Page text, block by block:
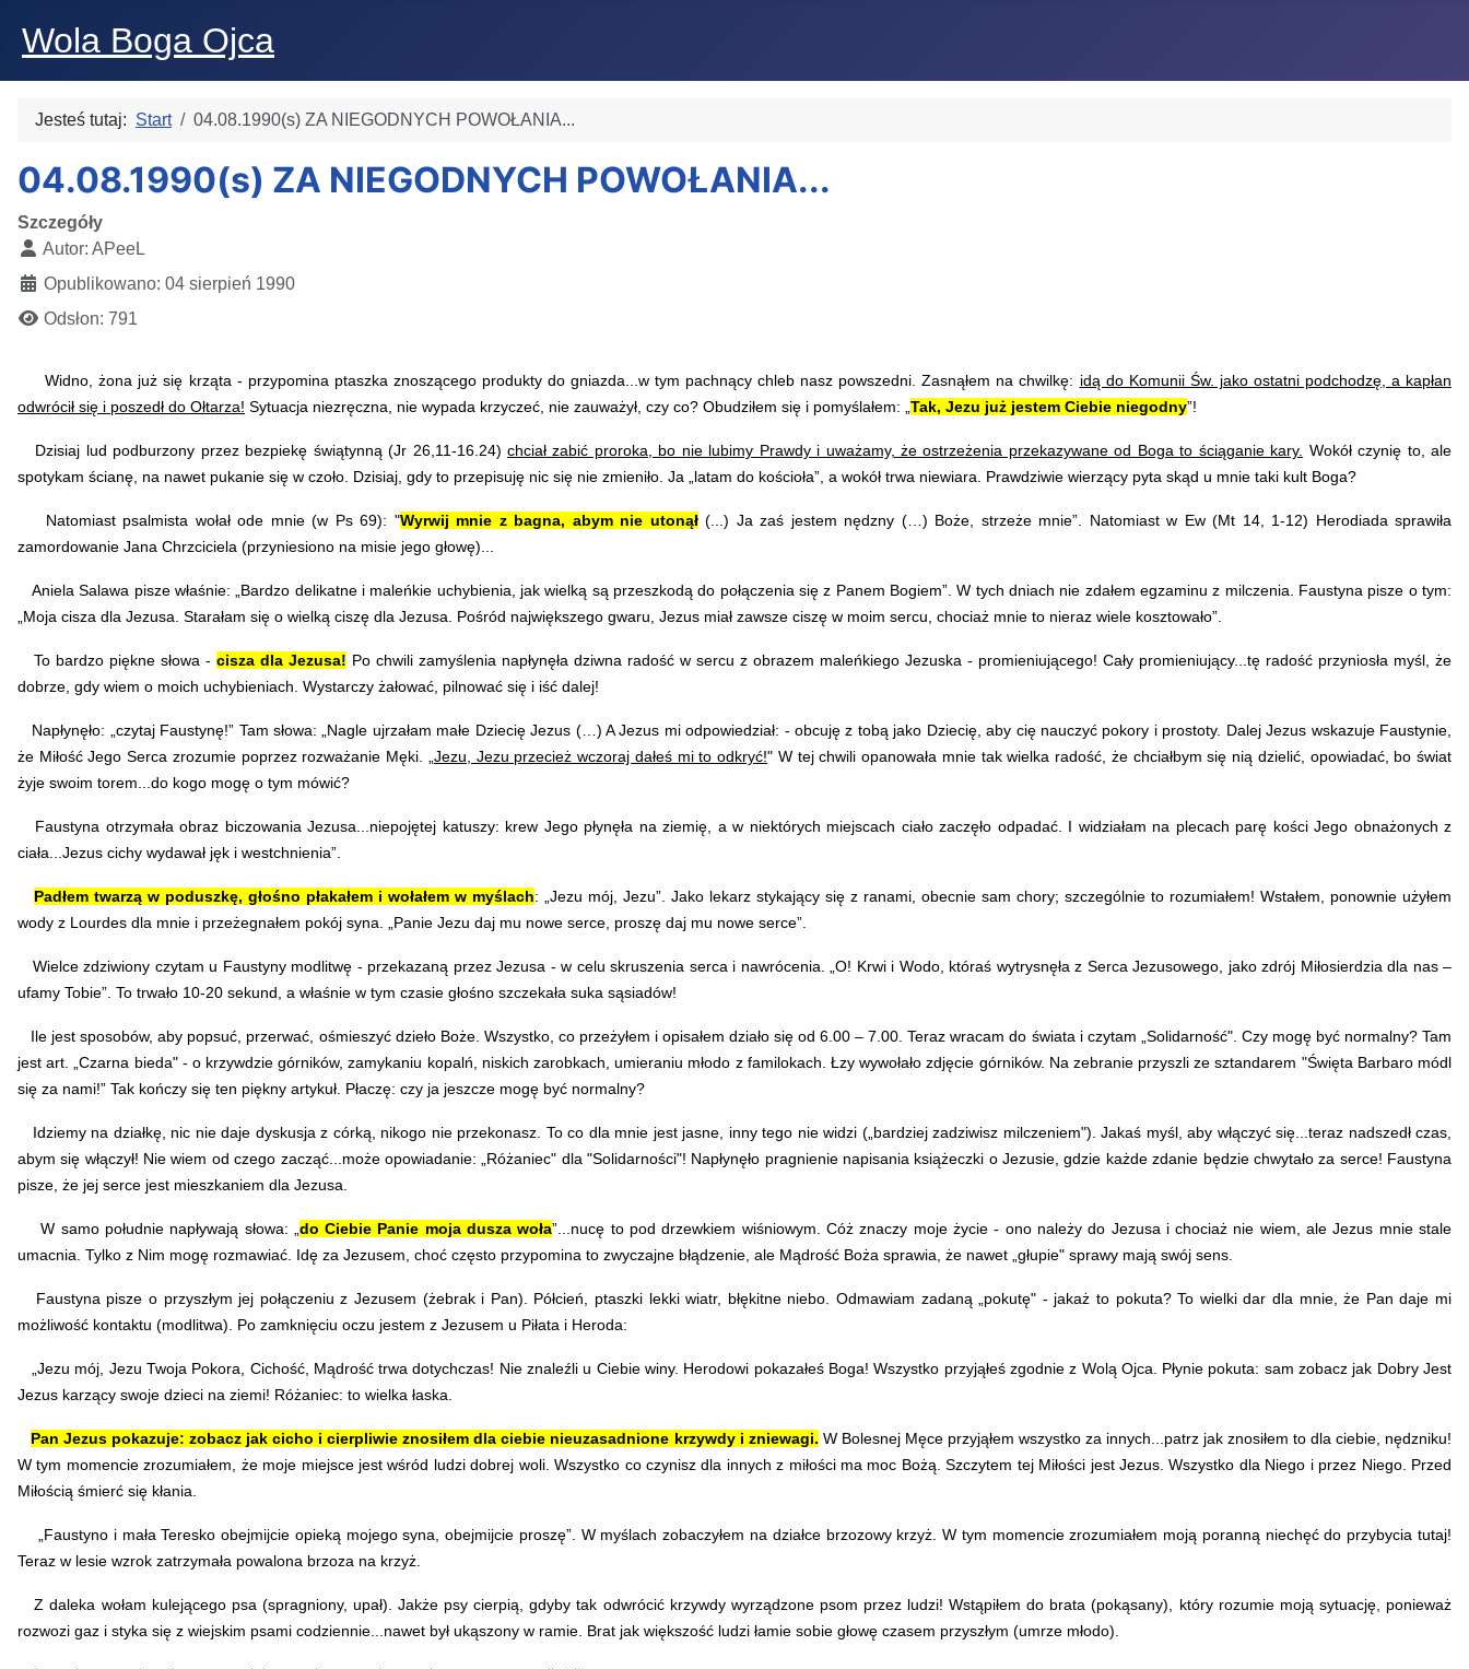
Wola Boga Ojca
Jesteś tutaj: Start 04.08.1990(s) ZA NIEGODNYCH POWOŁANIA...
04.08.1990(s) ZA NIEGODNYCH POWOŁANIA...
Szczegóły
Autor: APeeL
Opublikowano: 04 sierpień 1990
Odsłon: 791
Widno, żona już się krząta - przypomina ptaszka znoszącego produkty do gniazda...w tym pachnący chleb nasz powszedni. Zasnąłem na chwilkę: idą do Komunii Św. jako ostatni podchodzę, a kapłan
odwrócił się i poszedł do Ołtarza! Sytuacja niezręczna, nie wypada krzyczeć, nie zauważył, czy co? Obudziłem się i pomyślałem: „ Tak, Jezu już jestem Ciebie niegodny”!
Dzisiaj lud podburzony przez bezpiekę świątynną (Jr 26,11-16.24) chciał zabić proroka, bo nie lubimy Prawdy i uważamy, że ostrzeżenia przekazywane od Boga to ściąganie kary. Wokół czynię to, ale
spotykam ścianę, na nawet pukanie się w czoło. Dzisiaj, gdy to przepisuję nic się nie zmieniło. Ja „latam do kościoła”, a wokół trwa niewiara. Prawdziwie wierzący pyta skąd u mnie taki kult Boga?
Natomiast psalmista wołał ode mnie (w Ps 69): "Wyrwij mnie z bagna, abym nie utonął(...) Ja zaś jestem nędzny (…) Boże, strzeże mnie”. Natomiast w Ew (Mt 14, 1-12) Herodiada sprawiła
zamordowanie Jana Chrzciciela (przyniesiono na misie jego głowę)...
Aniela Salawa pisze właśnie: „Bardzo delikatne i maleńkie uchybienia, jak wielką są przeszkodą do połączenia się z Panem Bogiem”. W tych dniach nie zdałem egzaminu z milczenia. Faustyna pisze o tym:
„Moja cisza dla Jezusa. Starałam się o wielką ciszę dla Jezusa. Pośród największego gwaru, Jezus miał zawsze ciszę w moim sercu, chociaż mnie to nieraz wiele kosztowało”.
To bardzo piękne słowa - cisza dla Jezusa! Po chwili zamyślenia napłynęła dziwna radość w sercu z obrazem maleńkiego Jezuska - promieniującego! Cały promieniujący...tę radość przyniosła myśl, że
dobrze, gdy wiem o moich uchybieniach. Wystarczy żałować, pilnować się i iść dalej!
Napłynęło: „czytaj Faustynę!” Tam słowa: „Nagle ujrzałam małe Dziecię Jezus (…) A Jezus mi odpowiedział: - obcuję z tobą jako Dziecię, aby cię nauczyć pokory i prostoty. Dalej Jezus wskazuje Faustynie,
że Miłość Jego Serca zrozumie poprzez rozważanie Męki. „ Jezu, Jezu przecież wczoraj dałeś mi to odkryć!" W tej chwili opanowała mnie tak wielka radość, że chciałbym się nią dzielić, opowiadać, bo świat
żyje swoim torem...do kogo mogę o tym mówić?
Faustyna otrzymała obraz biczowania Jezusa...niepojętej katuszy: krew Jego płynęła na ziemię, a w niektórych miejscach ciało zaczęło odpadać. I widziałam na plecach parę kości Jego obnażonych z
ciała...Jezus cichy wydawał jęk i westchnienia”.
Padłem twarzą w poduszkę, głośno płakałem i wołałem w myślach: „Jezu mój, Jezu”. Jako lekarz stykający się z ranami, obecnie sam chory; szczególnie to rozumiałem! Wstałem, ponownie użyłem
wody z Lourdes dla mnie i przeżegnałem pokój syna. „Panie Jezu daj mu nowe serce, proszę daj mu nowe serce”.
Wielce zdziwiony czytam u Faustyny modlitwę - przekazaną przez Jezusa - w celu skruszenia serca i nawrócenia. „O! Krwi i Wodo, któraś wytrysnęła z Serca Jezusowego, jako zdrój Miłosierdzia dla nas –
ufamy Tobie”. To trwało 10-20 sekund, a właśnie w tym czasie głośno szczekała suka sąsiadów!
Ile jest sposobów, aby popsuć, przerwać, ośmieszyć dzieło Boże. Wszystko, co przeżyłem i opisałem działo się od 6.00 – 7.00. Teraz wracam do świata i czytam „Solidarność". Czy mogę być normalny? Tam
jest art. „Czarna bieda" - o krzywdzie górników, zamykaniu kopalń, niskich zarobkach, umieraniu młodo z familokach. Łzy wywołało zdjęcie górników. Na zebranie przyszli ze sztandarem "Święta Barbaro módl
się za nami!” Tak kończy się ten piękny artykuł. Płaczę: czy ja jeszcze mogę być normalny?
Idziemy na działkę, nic nie daje dyskusja z córką, nikogo nie przekonasz. To co dla mnie jest jasne, inny tego nie widzi („bardziej zadziwisz milczeniem"). Jakaś myśl, aby włączyć się...teraz nadszedł czas,
abym się włączył! Nie wiem od czego zacząć...może opowiadanie: „Różaniec" dla "Solidarności"! Napłynęło pragnienie napisania książeczki o Jezusie, gdzie każde zdanie będzie chwytało za serce! Faustyna
pisze, że jej serce jest mieszkaniem dla Jezusa.
W samo południe napływają słowa: „ do Ciebie Panie moja dusza woła”...nucę to pod drzewkiem wiśniowym. Cóż znaczy moje życie - ono należy do Jezusa i chociaż nie wiem, ale Jezus mnie stale
umacnia. Tylko z Nim mogę rozmawiać. Idę za Jezusem, choć często przypomina to zwyczajne błądzenie, ale Mądrość Boża sprawia, że nawet „głupie" sprawy mają swój sens.
Faustyna pisze o przyszłym jej połączeniu z Jezusem (żebrak i Pan). Półcień, ptaszki lekki wiatr, błękitne niebo. Odmawiam zadaną „pokutę" - jakaż to pokuta? To wielki dar dla mnie, że Pan daje mi
możliwość kontaktu (modlitwa). Po zamknięciu oczu jestem z Jezusem u Piłata i Heroda:
„Jezu mój, Jezu Twoja Pokora, Cichość, Mądrość trwa dotychczas! Nie znaleźli u Ciebie winy. Herodowi pokazałeś Boga! Wszystko przyjąłeś zgodnie z Wolą Ojca. Płynie pokuta: sam zobacz jak Dobry Jest
Jezus karzący swoje dzieci na ziemi! Różaniec: to wielka łaska.
Pan Jezus pokazuje: zobacz jak cicho i cierpliwie znosiłem dla ciebie nieuzasadnione krzywdy i zniewagi. W Bolesnej Męce przyjąłem wszystko za innych...patrz jak znosiłem to dla ciebie, nędzniku!
W tym momencie zrozumiałem, że moje miejsce jest wśród ludzi dobrej woli. Wszystko co czynisz dla innych z miłości ma moc Bożą. Szczytem tej Miłości jest Jezus. Wszystko dla Niego i przez Niego. Przed
Miłością śmierć się kłania.
„Faustyno i mała Teresko obejmijcie opieką mojego syna, obejmijcie proszę”. W myślach zobaczyłem na działce brzozowy krzyż. W tym momencie zrozumiałem moją poranną niechęć do przybycia tutaj!
Teraz w lesie wzrok zatrzymała powalona brzoza na krzyż.
Z daleka wołam kulejącego psa (spragniony, upał). Jakże psy cierpią, gdyby tak odwrócić krzywdy wyrządzone psom przez ludzi! Wstąpiłem do brata (pokąsany), który rozumie moją sytuację, ponieważ
rozwozi gaz i styka się z wiejskim psami codziennie...nawet był ukąszony w ramie. Brat jak większość ludzi łamie sobie głowę czasem przyszłym (umrze młodo).